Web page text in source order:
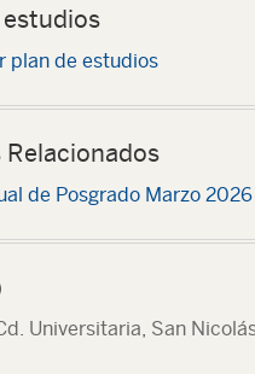
estudios
plan de estudios
Relacionados
de Posgrado Marzo 2026
Universitaria, San